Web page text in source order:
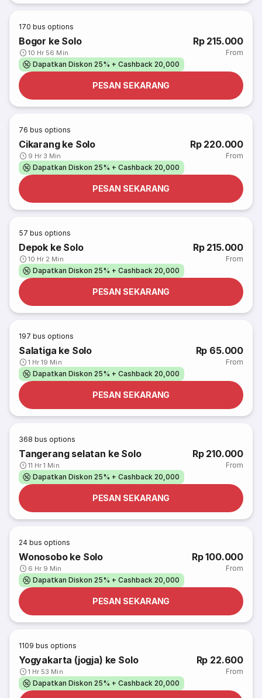
170 bus options
Bogor ke Solo
10 Hr 56 Min
Rp 215.000
From
Dapatkan Diskon 25% + Cashback 20,000
PESAN SEKARANG
76 bus options
Cikarang ke Solo
9 Hr 3 Min
Rp 220.000
From
Dapatkan Diskon 25% + Cashback 20,000
PESAN SEKARANG
57 bus options
Depok ke Solo
10 Hr 2 Min
Rp 215.000
From
Dapatkan Diskon 25% + Cashback 20,000
PESAN SEKARANG
197 bus options
Salatiga ke Solo
1 Hr 19 Min
Rp 65.000
From
Dapatkan Diskon 25% + Cashback 20,000
PESAN SEKARANG
368 bus options
Tangerang selatan ke Solo
11 Hr 1 Min
Rp 210.000
From
Dapatkan Diskon 25% + Cashback 20,000
PESAN SEKARANG
24 bus options
Wonosobo ke Solo
6 Hr 9 Min
Rp 100.000
From
Dapatkan Diskon 25% + Cashback 20,000
PESAN SEKARANG
1109 bus options
Yogyakarta (jogja) ke Solo
1 Hr 53 Min
Rp 22.600
From
Dapatkan Diskon 25% + Cashback 20,000